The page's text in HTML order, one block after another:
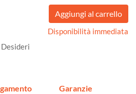
Disponibilità immediata
Garanzie